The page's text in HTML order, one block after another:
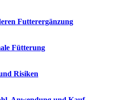
Futterergänzung
Fütterung
Risiken